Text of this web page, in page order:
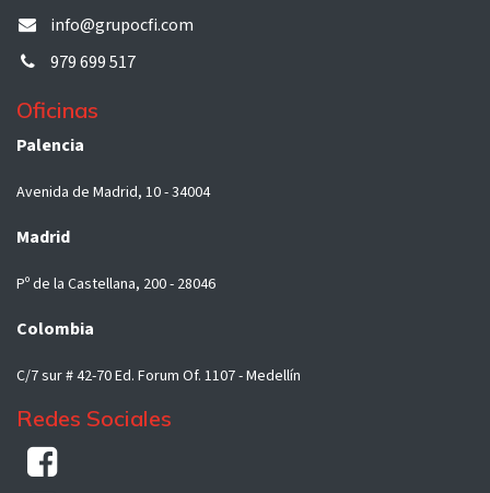
info@grupocfi.com
979 699 517
Oficinas
Palencia
Avenida de Madrid, 10 - 34004
Madrid
Pº de la Castellana, 200 - 28046
Colombia
C/7 sur # 42-70 Ed. Forum Of. 1107 - Medellín
Redes Sociales